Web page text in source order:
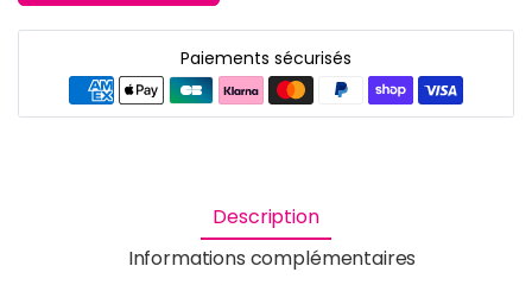
Paiements sécurisés
Description
Informations complémentaires